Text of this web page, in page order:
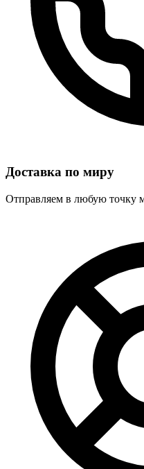
Доставка по миру
Отправляем в любую точку